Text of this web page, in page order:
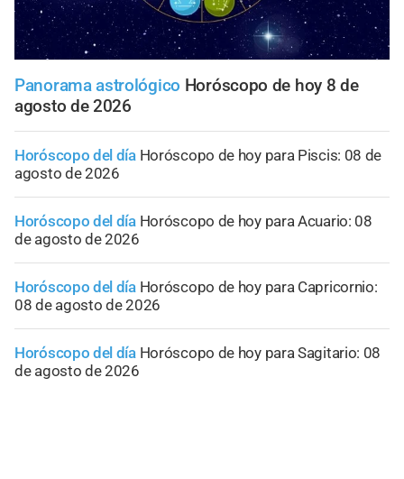
Panorama astrológico Horóscopo de hoy 8 de
agosto de 2026
Horóscopo del día Horóscopo de hoy para Piscis: 08 de
agosto de 2026
Horóscopo del día Horóscopo de hoy para Acuario: 08
de agosto de 2026
Horóscopo del día Horóscopo de hoy para Capricornio:
08 de agosto de 2026
Horóscopo del día Horóscopo de hoy para Sagitario: 08
de agosto de 2026